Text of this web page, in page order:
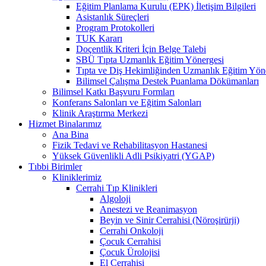
Eğitim Planlama Kurulu (EPK) İletişim Bilgileri
Asistanlık Süreçleri
Program Protokolleri
TUK Kararı
Doçentlik Kriteri İçin Belge Talebi
SBÜ Tıpta Uzmanlık Eğitim Yönergesi
Tıpta ve Diş Hekimliğinden Uzmanlık Eğitim
Bilimsel Çalışma Destek Puanlama Dökümanları
Bilimsel Katkı Başvuru Formları
Konferans Salonları ve Eğitim Salonları
Klinik Araştırma Merkezi
Hizmet Binalarımız
Ana Bina
Fizik Tedavi ve Rehabilitasyon Hastanesi
Yüksek Güvenlikli Adli Psikiyatri (YGAP)
Tıbbi Birimler
Kliniklerimiz
Cerrahi Tıp Klinikleri
Algoloji
Anestezi ve Reanimasyon
Beyin ve Sinir Cerrahisi (Nöroşirürji)
Cerrahi Onkoloji
Çocuk Cerrahisi
Çocuk Ürolojisi
El Cerrahisi